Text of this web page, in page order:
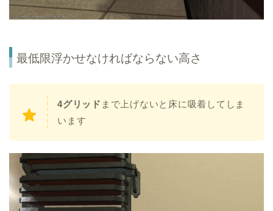
最低限浮かせなければならない高さ
4グリッド まで上げないと床に吸着してしま
います